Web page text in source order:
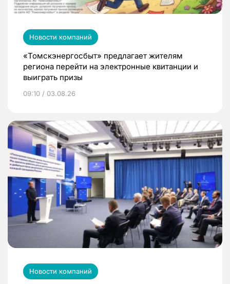
Новости компаний
«Томскэнергосбыт» предлагает жителям
региона перейти на электронные квитанции и
выиграть призы
09:10 / 03.08.26
Новости компаний